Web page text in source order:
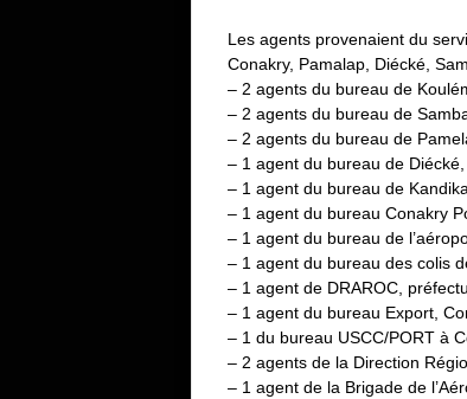
Les agents provenaient du
Conakry, Pamalap, Diécké,
– 2 agents du bureau de
– 2 agents du bureau de
– 2 agents du bureau de
– 1 agent du bureau de
– 1 agent du bureau de
– 1 agent du bureau Conakry
– 1 agent du bureau de
– 1 agent du bureau des colis
– 1 agent de DRAROC,
– 1 agent du bureau Export,
– 1 du bureau USCC/PORT à
– 2 agents de la Direction
– 1 agent de la Brigade de